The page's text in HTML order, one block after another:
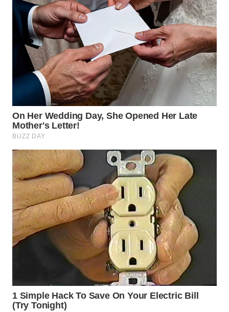
WN
SAMOSIR
WN
PADANG
LAWAS
SUMEDANG
WN
WN
KEPULAUAN
SERIBU
WN
TANGERANG
WN
CIREBON